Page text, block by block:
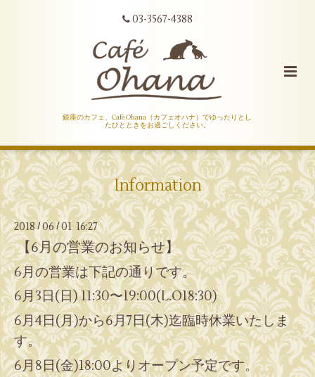
03-3567-4388
銀座のカフェ、Cafe Ohana（カフェオハナ）でゆったりとし
たひとときをお過ごしください。
Information
2018/06 /01 16:27
【6月の営業のお知らせ】
6月の営業は下記の通りです。
6月3日(日) 11:30〜19:00(L.O18:30)
6月4日(月)から6月7日(木)迄臨時休業いたしま
す。
6月8日(金)18:00よりオープン予定です。